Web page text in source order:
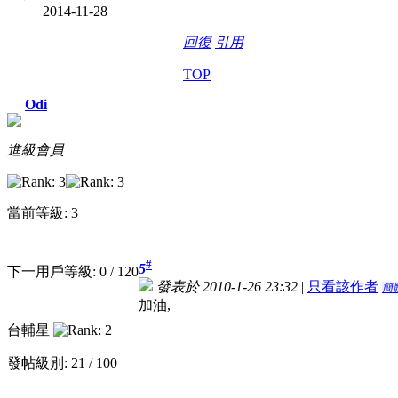
2014-11-28
回復 引用
TOP
Odi
進級會員
當前等級: 3
下一用戶等級: 0 / 120
台輔星
發帖級別: 21 / 100
5#
發表於 2010-1-26 23:32 | 只看該作者 簡
加油,